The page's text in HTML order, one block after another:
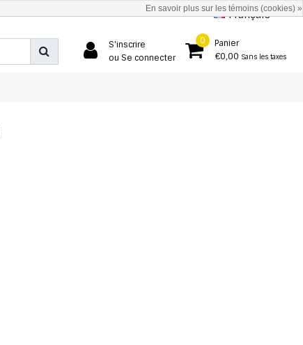
Français
S'inscrire
ou Se connecter
0
Panier
€0,00 Sans les taxes
En savoir plus sur les témoins (cookies) »